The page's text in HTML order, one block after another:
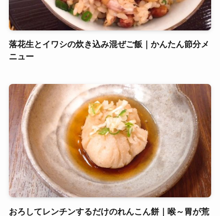
落花生とイワシの炊き込み混ぜご飯｜かんたん節分メ
ニュー
おろしてレンチンするだけのれんこん餅｜喉～胃が荒